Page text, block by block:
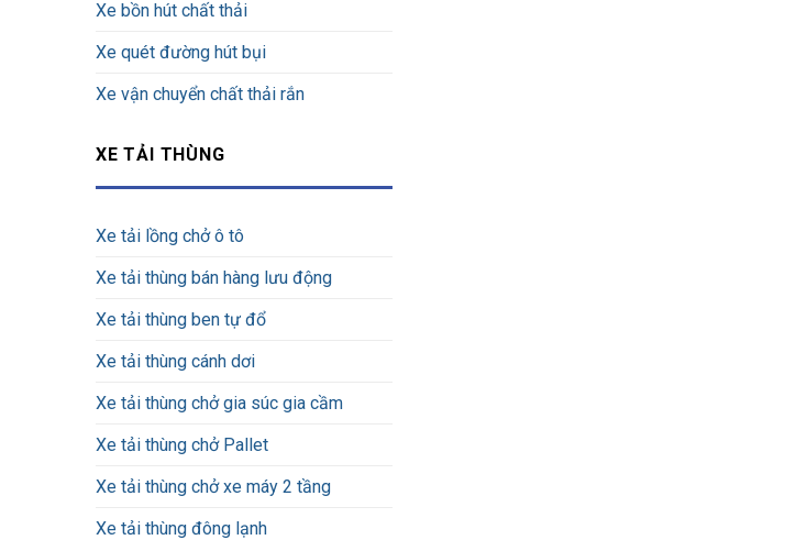
Xe bồn hút chất thải
Xe quét đường hút bụi
Xe vận chuyển chất thải rắn
XE TẢI THÙNG
Xe tải lồng chở ô tô
Xe tải thùng bán hàng lưu động
Xe tải thùng ben tự đổ
Xe tải thùng cánh dơi
Xe tải thùng chở gia súc gia cầm
Xe tải thùng chở Pallet
Xe tải thùng chở xe máy 2 tầng
Xe tải thùng đông lạnh